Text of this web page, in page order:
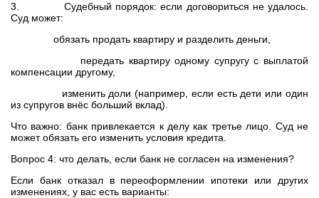
3. Судебный порядок: если договориться не удалось.
Суд может:
обязать продать квартиру и разделить деньги,
передать квартиру одному супругу с выплатой
компенсации другому,
изменить доли (например, если есть дети или один
из супругов внёс больший вклад).
Что важно: банк привлекается к делу как третье лицо. Суд не
может обязать его изменить условия кредита.
Вопрос 4: что делать, если банк не согласен на изменения?
Если банк отказал в переоформлении ипотеки или других
изменениях, у вас есть варианты: